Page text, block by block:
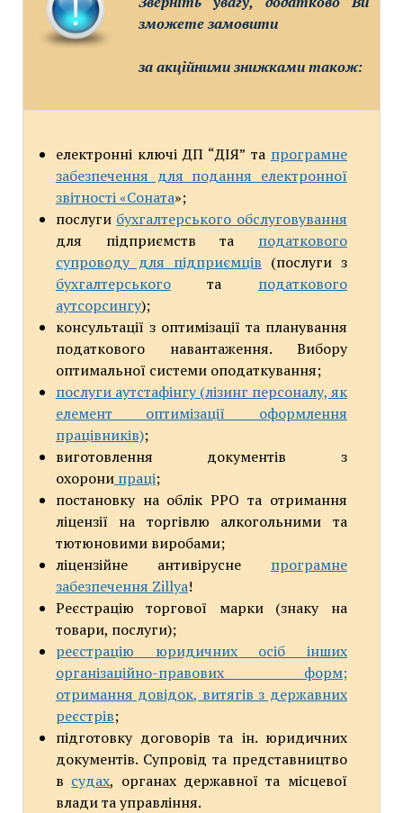
зможете замовити
за акційними знижками також:
електронні ключі ДП “ДІЯ” та програмне
забезпечення для подання електронної
звітності «Соната»;
послуги бухгалтерського обслуговування
для підприємств та податкового
супроводу для підприємців (послуги з
бухгалтерськогота податкового
аутсорсингу);
консультації з оптимізації та планування
податкового навантаження. Вибору
оптимальної системи оподаткування;
послуги аутстафінгу (лізинг персоналу, як
елемент оптимізації оформлення
працівників);
виготовлення документів з
охоронипраці;
постановку на облік РРО та отримання
ліцензії на торгівлю алкогольними та
тютюновими виробами;
ліцензійне антивірусне програмне
забезпечення Zillya!
Реєстрацію торгової марки (знаку на
товари, послуги);
реєстрацію юридичних осіб інших
організаційно-правових форм;
отримання довідок, витягів з державних
реєстрів;
підготовку договорів та ін. юридичних
документів. Супровід та представництво
в судах, органах державної та місцевої
влади та управління.